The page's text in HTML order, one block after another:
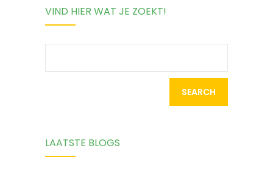
buitengesloten
VIND HIER WAT JE ZOEKT!
LAATSTE BLOGS